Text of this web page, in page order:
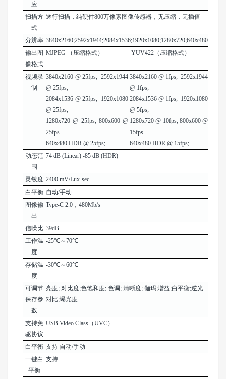
应
扫描方
式
逐行扫描，纯硬件800万像素图像传感器，无压缩，无插值
分辨率 3840x2160;2592x1944;2084x1536;1920x1080;1280x720;640x480
输出图
像格式
MJPEG （压缩格式） YUV422（压缩格式）
视频录
制
3840x2160 @ 25fps; 2592x1944
@ 25fps;
2084x1536 @ 25fps; 1920x1080
@ 25fps;
1280x720 @ 25fps; 800x600 @
25fps
640x480 HDR @ 25fps;
3840x2160 @ 1fps; 2592x1944
@ 1fps;
2084x1536 @ 1fps; 1920x1080
@ 5fps;
1280x720 @ 10fps; 800x600 @
15fps
640x480 HDR @ 15fps;
动态范
围
74 dB (Linear) -85 dB (HDR)
灵敏度 2400 mV/Lux-sec
白平衡 自动/手动
图像输
出
Type-C 2.0，480Mb/s
信噪比 39dB
工作温
度
-25℃～70℃
存储温
度
-30℃～60℃
可调节
保存参
数
亮度; 对比度;色饱和度; 色调; 清晰度; 伽玛;增益;白平衡;逆光
对比;曝光度
支持免
驱协议
USB Video Class（UVC）
白平衡 支持 自动/手动
一键白
平衡
支持